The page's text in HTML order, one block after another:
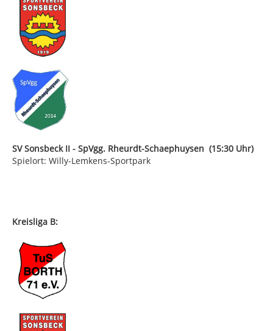
SV Sonsbeck II - SpVgg. Rheurdt-Schaephuysen (15:30 Uhr)
Spielort: Willy-Lemkens-Sportpark
Kreisliga B: